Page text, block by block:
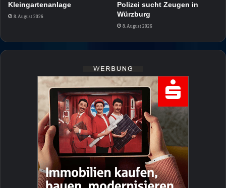
Kleingartenanlage
8. August 2026
Polizei sucht Zeugen in
Würzburg
8. August 2026